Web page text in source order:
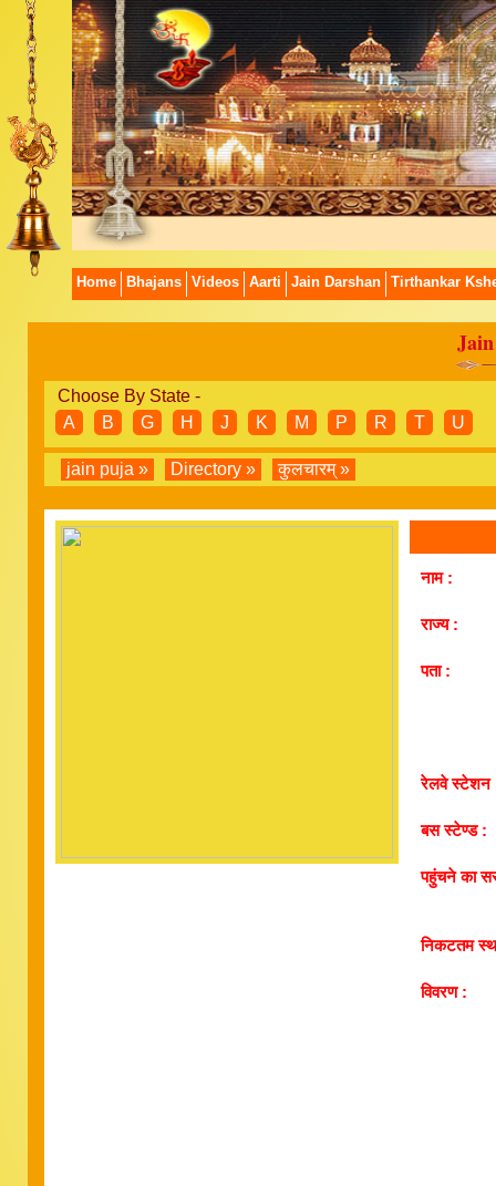
Home Bhajans Videos Aarti Jain Darshan Tirthankar
Choose By State -
A
B G H J K M P R T U
jain puja » Directory » कुलचारम् »
नाम :
राज्य :
पता :
रेलवे स्टेशन
बस स्टेण्ड :
पहुंचने का
निकटतम
विवरण :